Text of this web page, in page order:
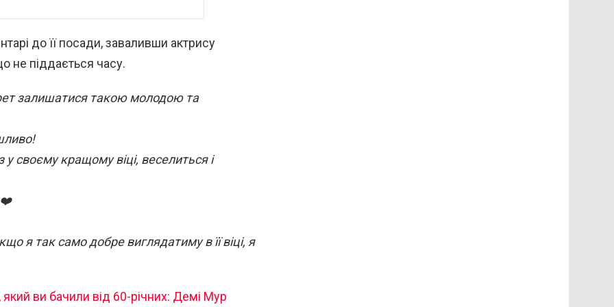
до її посади, заваливши актрису
не піддається часу.
залишатися такою молодою та
кращому віці, веселиться і
❤️
я так само добре виглядатиму в її віці, я
ви бачили від 60-річних: Демі Мур